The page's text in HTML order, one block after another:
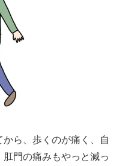
ら、歩くのが痛く、自
門の痛みもやっと減っ